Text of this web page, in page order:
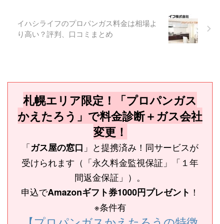
イハシライフのプロパンガス料金は相場よ
り高い？評判、口コミまとめ
札幌エリア限定！「プロパンガス
かえたろう」で料金診断＋ガス会社
変更！
「ガス屋の窓口 」と提携済み！同サービスが
受けられます（「永久料金監視保証」「１年
間返金保証」）。
申込でAmazonギフト券1000円プレゼント ！
※条件有